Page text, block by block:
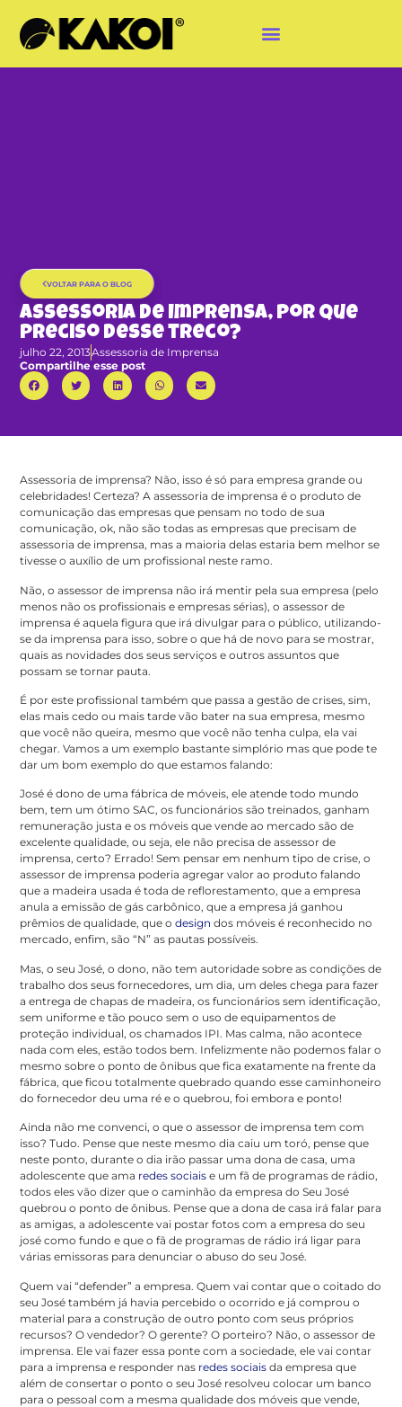
VOLTAR PARA O BLOG
Assessoria de Imprensa, por que
preciso desse treco?
julho 22, 2013Assessoria de Imprensa
Compartilhe esse post
Assessoria de imprensa? Não, isso é só para empresa grande ou
celebridades! Certeza? A assessoria de imprensa é o produto de
comunicação das empresas que pensam no todo de sua
comunicação, ok, não são todas as empresas que precisam de
assessoria de imprensa, mas a maioria delas estaria bem melhor se
tivesse o auxílio de um profissional neste ramo.
Não, o assessor de imprensa não irá mentir pela sua empresa (pelo
menos não os profissionais e empresas sérias), o assessor de
imprensa é aquela figura que irá divulgar para o público, utilizando-
se da imprensa para isso, sobre o que há de novo para se mostrar,
quais as novidades dos seus serviços e outros assuntos que
possam se tornar pauta.
É por este profissional também que passa a gestão de crises, sim,
elas mais cedo ou mais tarde vão bater na sua empresa, mesmo
que você não queira, mesmo que você não tenha culpa, ela vai
chegar. Vamos a um exemplo bastante simplório mas que pode te
dar um bom exemplo do que estamos falando:
José é dono de uma fábrica de móveis, ele atende todo mundo
bem, tem um ótimo SAC, os funcionários são treinados, ganham
remuneração justa e os móveis que vende ao mercado são de
excelente qualidade, ou seja, ele não precisa de assessor de
imprensa, certo? Errado! Sem pensar em nenhum tipo de crise, o
assessor de imprensa poderia agregar valor ao produto falando
que a madeira usada é toda de reflorestamento, que a empresa
anula a emissão de gás carbônico, que a empresa já ganhou
prêmios de qualidade, que odesign dos móveis é reconhecido no
mercado, enfim, são “N” as pautas possíveis.
Mas, o seu José, o dono, não tem autoridade sobre as condições de
trabalho dos seus fornecedores, um dia, um deles chega para fazer
a entrega de chapas de madeira, os funcionários sem identificação,
sem uniforme e tão pouco sem o uso de equipamentos de
proteção individual, os chamados IPI. Mas calma, não acontece
nada com eles, estão todos bem. Infelizmente não podemos falar o
mesmo sobre o ponto de ônibus que fica exatamente na frente da
fábrica, que ficou totalmente quebrado quando esse caminhoneiro
do fornecedor deu uma ré e o quebrou, foi embora e ponto!
Ainda não me convenci, o que o assessor de imprensa tem com
isso? Tudo. Pense que neste mesmo dia caiu um toró, pense que
neste ponto, durante o dia irão passar uma dona de casa, uma
adolescente que ama redes sociais e um fã de programas de rádio,
todos eles vão dizer que o caminhão da empresa do Seu José
quebrou o ponto de ônibus. Pense que a dona de casa irá falar para
as amigas, a adolescente vai postar fotos com a empresa do seu
josé como fundo e que o fã de programas de rádio irá ligar para
várias emissoras para denunciar o abuso do seu José.
Quem vai “defender” a empresa. Quem vai contar que o coitado do
seu José também já havia percebido o ocorrido e já comprou o
material para a construção de outro ponto com seus próprios
recursos? O vendedor? O gerente? O porteiro? Não, o assessor de
imprensa. Ele vai fazer essa ponte com a sociedade, ele vai contar
para a imprensa e responder nas redes sociais da empresa que
além de consertar o ponto o seu José resolveu colocar um banco
para o pessoal com a mesma qualidade dos móveis que vende,